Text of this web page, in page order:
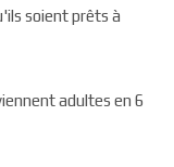
soient prêts à
adultes en 6